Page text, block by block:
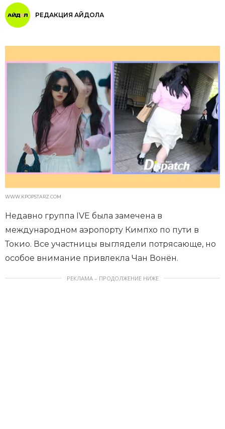
РЕДАКЦИЯ АЙДОЛА
WWW.KPOPSTARZ.COM
Недавно группа IVE была замечена в
международном аэропорту Кимпхо по пути в
Токио. Все участницы выглядели потрясающе, но
особое внимание привлекла Чан Вонён.
РЕКЛАМА – ПРОДОЛЖЕНИЕ НИЖЕ